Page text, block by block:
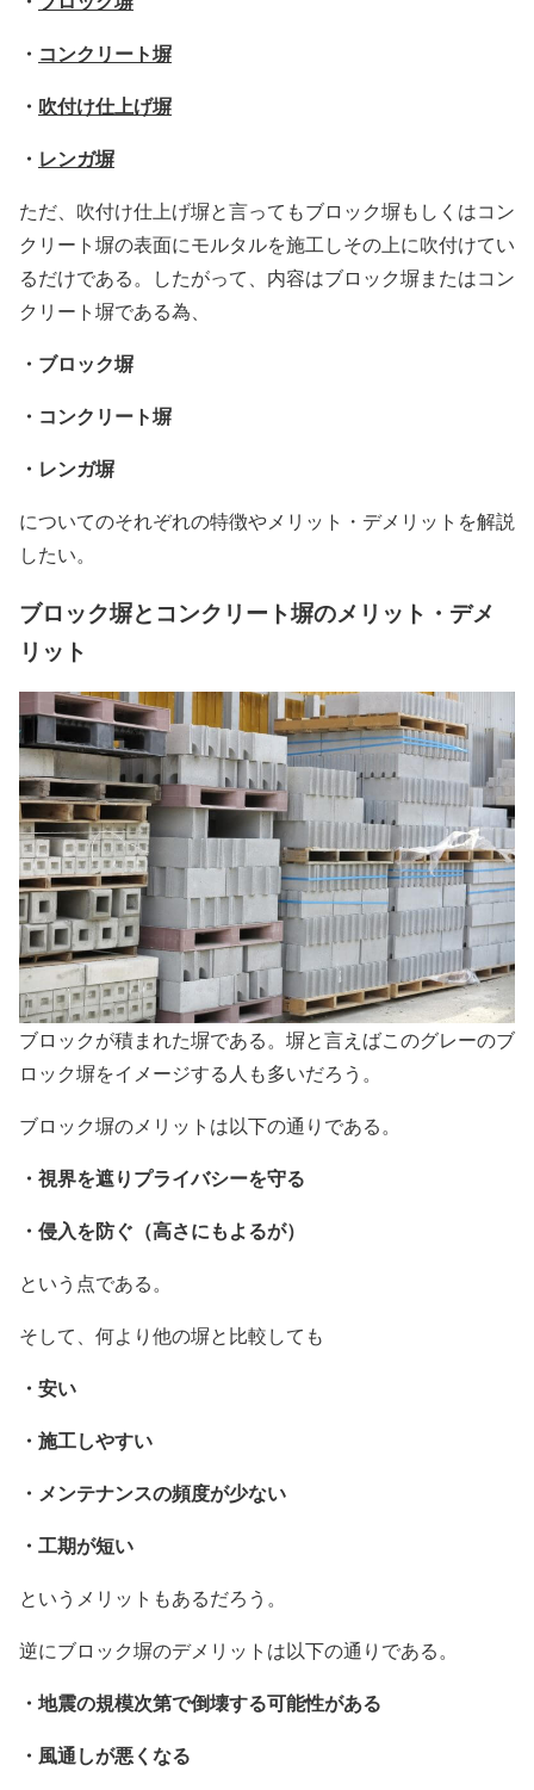
・ コンクリート塀
・ 吹付け仕上げ塀
・ レンガ塀
ただ、吹付け仕上げ塀と言ってもブロック塀もしくはコン
クリート塀の表面にモルタルを施工しその上に吹付けてい
るだけである。したがって、内容はブロック塀またはコン
クリート塀である為、
・ブロック塀
・コンクリート塀
・レンガ塀
についてのそれぞれの特徴やメリット・デメリットを解説
したい。
ブロック塀とコンクリート塀のメリット・デメ
リット
ブロックが積まれた塀である。塀と言えばこのグレーのブ
ロック塀をイメージする人も多いだろう。
ブロック塀のメリットは以下の通りである。
・視界を遮りプライバシーを守る
・侵入を防ぐ（高さにもよるが）
という点である。
そして、何より他の塀と比較しても
・安い
・施工しやすい
・メンテナンスの頻度が少ない
・工期が短い
というメリットもあるだろう。
逆にブロック塀のデメリットは以下の通りである。
・地震の規模次第で倒壊する可能性がある
・風通しが悪くなる